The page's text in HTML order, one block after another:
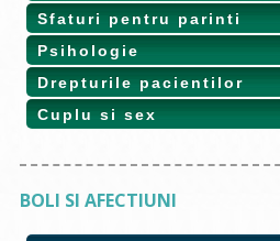
Sfaturi pentru parinti
Psihologie
Drepturile pacientilor
Cuplu si sex
BOLI SI AFECTIUNI